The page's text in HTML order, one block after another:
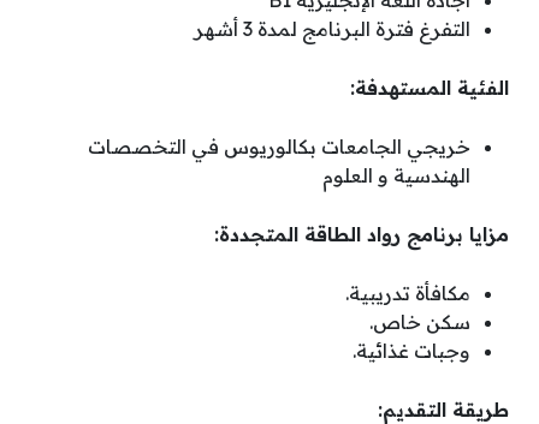
التفرغ فترة البرنامج لمدة 3 أشهر
الفئية المستهدفة:
خريجي الجامعات بكالوريوس في التخصصات
الهندسية و العلوم
مزايا برنامج رواد الطاقة المتجددة:
مكافأة تدريبية.
سكن خاص.
وجبات غذائية.
طريقة التقديم: